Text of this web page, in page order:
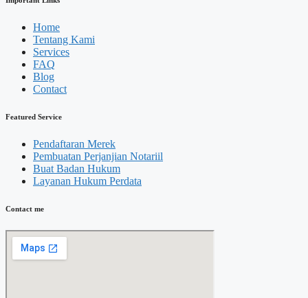
Home
Tentang Kami
Services
FAQ
Blog
Contact
Featured Service
Pendaftaran Merek
Pembuatan Perjanjian Notariil
Buat Badan Hukum
Layanan Hukum Perdata
Contact me